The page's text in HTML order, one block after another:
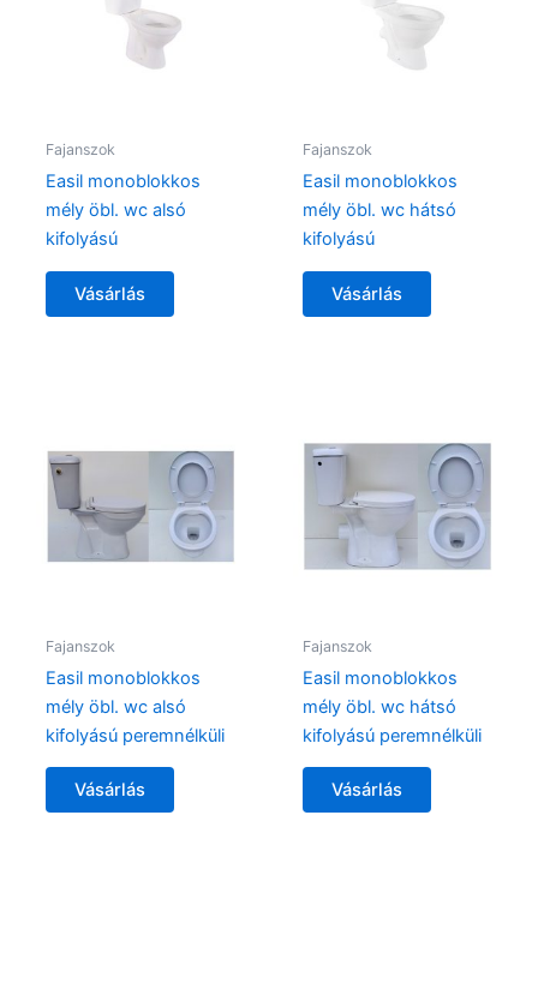
Fajanszok
Easil monoblokkos
mély öbl. wc alsó
kifolyású
Vásárlás
Fajanszok
Easil monoblokkos
mély öbl. wc hátsó
kifolyású
Vásárlás
Fajanszok
Easil monoblokkos
mély öbl. wc alsó
kifolyású peremnélküli
Vásárlás
Fajanszok
Easil monoblokkos
mély öbl. wc hátsó
kifolyású peremnélküli
Vásárlás